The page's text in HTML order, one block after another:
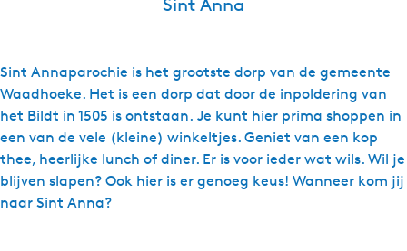
Sint Anna
Sint Annaparochie is het grootste dorp van de gemeente
Waadhoeke. Het is een dorp dat door de inpoldering van
het Bildt in 1505 is ontstaan. Je kunt hier prima shoppen in
een van de vele (kleine) winkeltjes. Geniet van een kop
thee, heerlijke lunch of diner. Er is voor ieder wat wils. Wil je
blijven slapen? Ook hier is er genoeg keus! Wanneer kom jij
naar Sint Anna?